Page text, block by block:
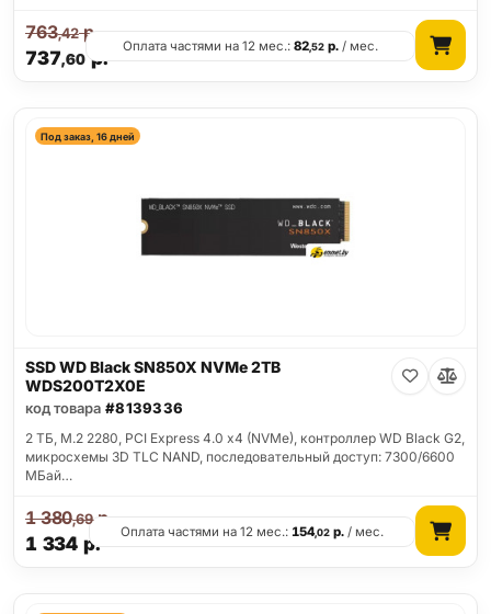
737,60р.
763,42р.
Оплата частями на 12 мес.:82,52 р. / мес.
Под заказ, 16 дней
SSD WD Black SN850X NVMe 2TB
WDS200T2X0E
код товара #8139336
2 ТБ, M.2 2280, PCI Express 4.0 x4 (NVMe), контроллер WD Black G2,
микросхемы 3D TLC NAND, последовательный доступ: 7300/6600
МБай…
1 334 р.
1 380,69р.
Оплата частями на 12 мес.:154,02 р. / мес.